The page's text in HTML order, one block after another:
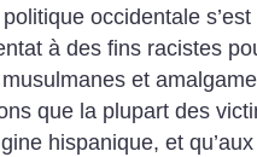
occidentale s’est
à des fins racistes
et
que la plupart des
hispanique, et qu’aux